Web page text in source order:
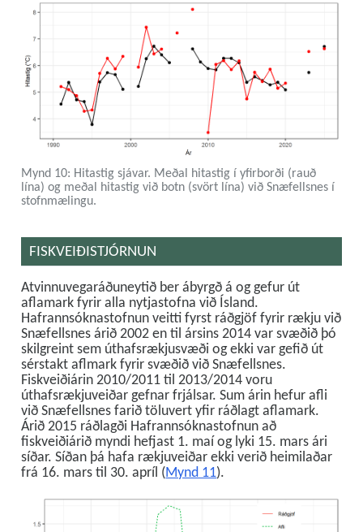
Mynd 10: Hitastig sjávar. Meðal hitastig í yfirborði (rauð
lína) og meðal hitastig við botn (svört lína) við Snæfellsnes í
stofnmælingu.
FISKVEIÐISTJÓRNUN
Atvinnuvegaráðuneytið ber ábyrgð á og gefur út
aflamark fyrir alla nytjastofna við Ísland.
Hafrannsóknastofnun veitti fyrst ráðgjöf fyrir rækju við
Snæfellsnes árið 2002 en til ársins 2014 var svæðið þó
skilgreint sem úthafsrækjusvæði og ekki var gefið út
sérstakt aflmark fyrir svæðið við Snæfellsnes.
Fiskveiðiárin 2010/2011 til 2013/2014 voru
úthafsrækjuveiðar gefnar frjálsar. Sum árin hefur afli
við Snæfellsnes farið töluvert yfir ráðlagt aflamark.
Árið 2015 ráðlagði Hafrannsóknastofnun að
fiskveiðiárið myndi hefjast 1. maí og lyki 15. mars ári
síðar. Síðan þá hafa rækjuveiðar ekki verið heimilaðar
frá 16. mars til 30. apríl (Mynd 11).